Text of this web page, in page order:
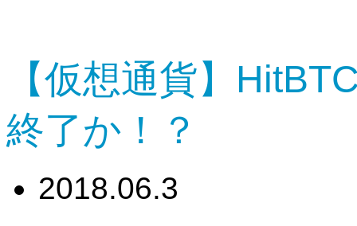
【仮想通貨】
終了か！？
2018.06.3